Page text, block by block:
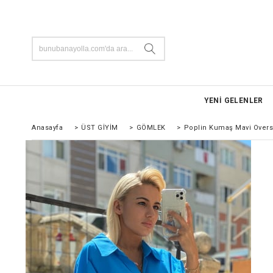
YENİ GELENLER
Anasayfa > ÜST GİYİM > GÖMLEK > Poplin Kumaş Mavi